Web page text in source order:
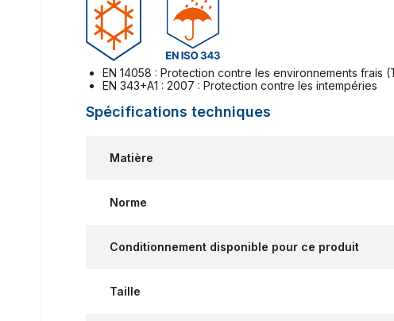
EN 14058 : Protection contre les environnements frais
EN 343+A1 : 2007 : Protection contre les intempéries
Spécifications techniques
Matière
Norme
Conditionnement disponible pour ce produit
Taille